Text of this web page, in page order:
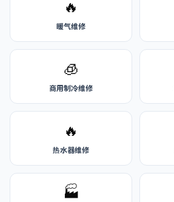
🔥
暖气维修
🧊
商用制冷维修
🔥
热水器维修
🏭